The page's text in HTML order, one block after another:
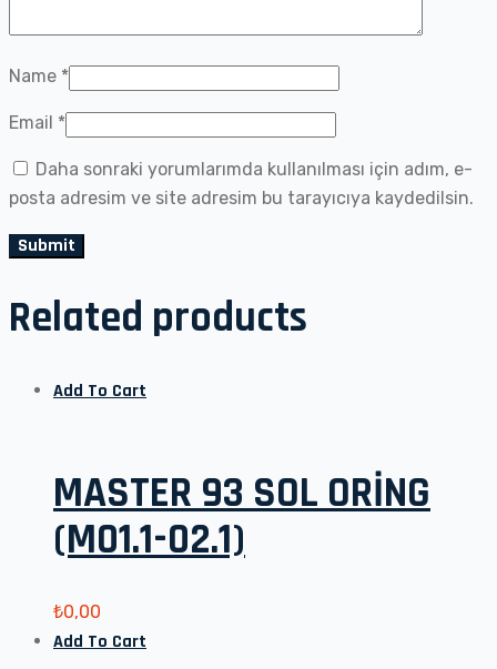
Name *
Email *
Daha sonraki yorumlarımda kullanılması için adım, e-
posta adresim ve site adresim bu tarayıcıya kaydedilsin.
Related products
Add To Cart
MASTER 93 SOL ORİNG
(M01.1-02.1)
₺0,00
Add To Cart